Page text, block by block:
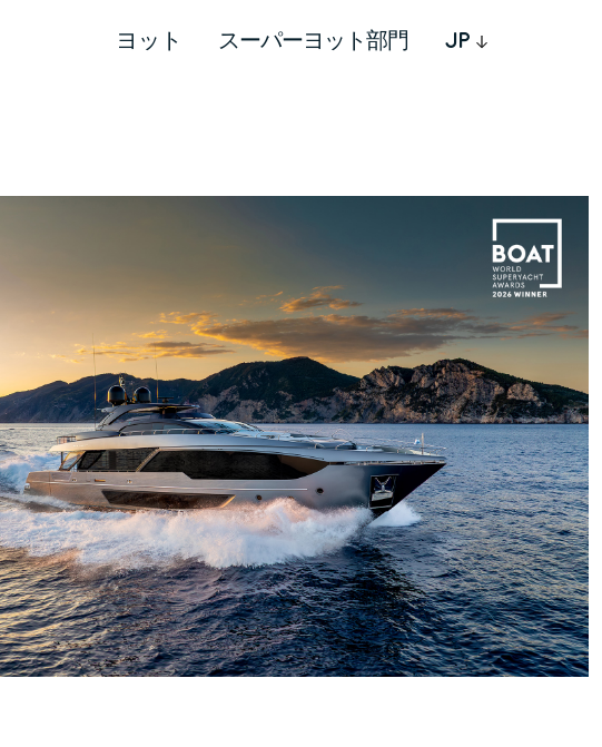
ヨット スーパーヨット部門 JP